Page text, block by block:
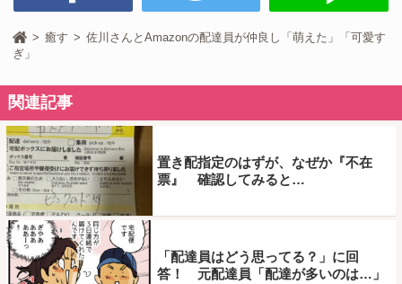
癒す
佐川さんとAmazonの配達員が仲良し「萌えた」「可愛す
ぎ」
関連記事
置き配指定のはずが、なぜか『不在
票』 確認してみると…
「配達員はどう思ってる？」に回
答！ 元配達員「配達が多いのは…」